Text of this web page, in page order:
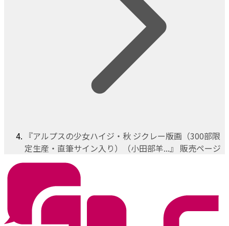
『アルプスの少女ハイジ・秋 ジクレー版画（300部限
定生産・直筆サイン入り）（小田部羊...』 販売ページ